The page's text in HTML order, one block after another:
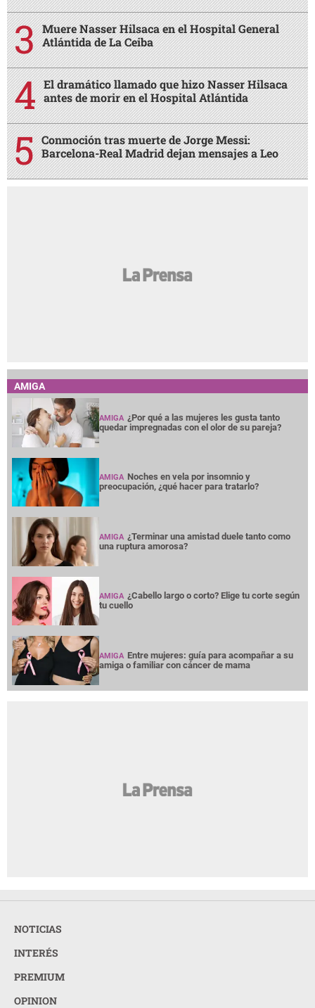
Muere Nasser Hilsaca en el Hospital General
Atlántida de La Ceiba
El dramático llamado que hizo Nasser Hilsaca
antes de morir en el Hospital Atlántida
Conmoción tras muerte de Jorge Messi:
Barcelona-Real Madrid dejan mensajes a Leo
AMIGA
AMIGA ¿Por qué a las mujeres les gusta tanto
quedar impregnadas con el olor de su pareja?
AMIGA Noches en vela por insomnio y
preocupación, ¿qué hacer para tratarlo?
AMIGA ¿Terminar una amistad duele tanto como
una ruptura amorosa?
AMIGA ¿Cabello largo o corto? Elige tu corte según
tu cuello
AMIGA Entre mujeres: guía para acompañar a su
amiga o familiar con cáncer de mama
NOTICIAS
INTERÉS
PREMIUM
OPINION